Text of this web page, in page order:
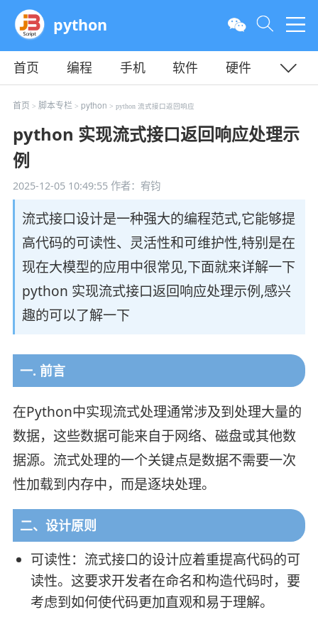
python
首页 编程 手机 软件
硬件
教程
平面 服务器
首页 > 脚本专栏> python > python 流式接口返回响应
python 实现流式接口返回响应处理示
例
2025-12-05 10:49:55作者：宥钧
流式接口设计是一种强大的编程范式,它能够提
高代码的可读性、灵活性和可维护性,特别是在
现在大模型的应用中很常见,下面就来详解一下
python 实现流式接口返回响应处理示例,感兴
趣的可以了解一下
一. 前言
在Python中实现流式处理通常涉及到处理大量的
数据，这些数据可能来自于网络、磁盘或其他数
据源。流式处理的一个关键点是数据不需要一次
性加载到内存中，而是逐块处理。
二、设计原则
可读性：流式接口的设计应着重提高代码的可
读性。这要求开发者在命名和构造代码时，要
考虑到如何使代码更加直观和易于理解。